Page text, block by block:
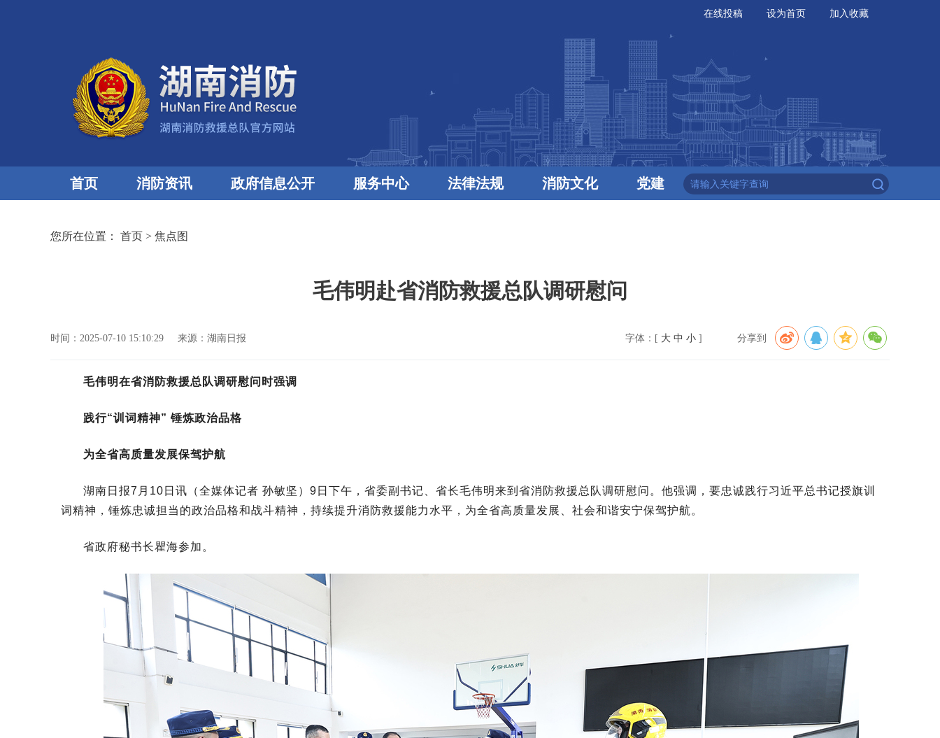
在线投稿 设为首页 加入收藏
首页 消防资讯 政府信息公开 服务中心 法律法规 消防文化 党建
您所在位置： 首页 > 焦点图
毛伟明赴省消防救援总队调研慰问
时间：2025-07-10 15:10:29 来源：湖南日报 分享到
字体：[ 大 中 小 ]
毛伟明在省消防救援总队调研慰问时强调
践行“训词精神” 锤炼政治品格
为全省高质量发展保驾护航
湖南日报7月10日讯（全媒体记者 孙敏坚）9日下午，省委副书记、省长毛伟明来到省消防救援总队调研慰问。他强调，要忠诚践行习近平总书记授旗训
词精神，锤炼忠诚担当的政治品格和战斗精神，持续提升消防救援能力水平，为全省高质量发展、社会和谐安宁保驾护航。
省政府秘书长瞿海参加。